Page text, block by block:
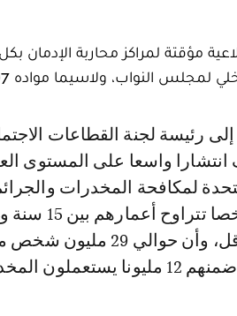
مؤقتة لمراكز محاربة الإدمان بكل
النواب، ولاسيما مواده 107-109.
واسعا على المستوى
مخدر خلال السنة على الأقل، وأن
عبر الحقن.